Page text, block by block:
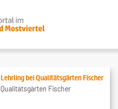
Lehrling bei Qualitätsgärten Fischer
Qualitätsgärten Fischer